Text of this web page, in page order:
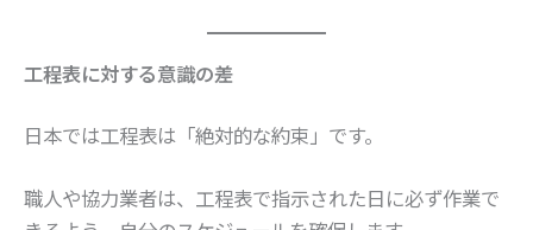
工程表に対する意識の差
日本では工程表は「絶対的な約束」です。
職人や協力業者は、工程表で指示された日に必ず作業で